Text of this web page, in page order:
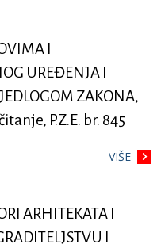
I
UREĐENJA I
ZAKONA,
P.Z.E. br. 845
VIŠE
ARHITEKATA I
I